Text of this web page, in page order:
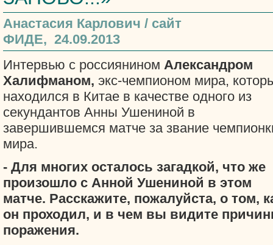
Анастасия Карлович / сайт
ФИДЕ, 24.09.2013
Интервью с россиянином Александром
Халифманом, экс-чемпионом мира,
находился в Китае в качестве одного из
секундантов Анны Ушениной в
завершившемся матче за звание
мира.
- Для многих осталось загадкой, что же
произошло с Анной Ушениной в этом
матче. Расскажите, пожалуйста, о том,
он проходил, и в чем вы видите
поражения.